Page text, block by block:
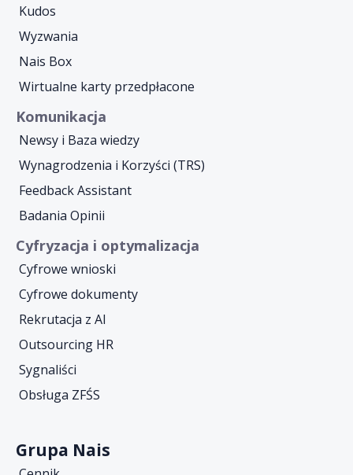
Kudos
Wyzwania
Nais Box
Wirtualne karty przedpłacone
Komunikacja
Newsy i Baza wiedzy
Wynagrodzenia i Korzyści (TRS)
Feedback Assistant
Badania Opinii
Cyfryzacja i optymalizacja
Cyfrowe wnioski
Cyfrowe dokumenty
Rekrutacja z AI
Outsourcing HR
Sygnaliści
Obsługa ZFŚS
Grupa Nais